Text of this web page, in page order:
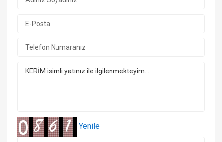
Yenile